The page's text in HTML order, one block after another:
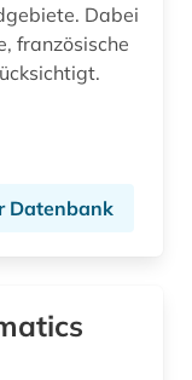
Dabei
französische
Datenbank